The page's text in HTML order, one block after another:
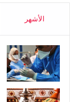
الأشهر